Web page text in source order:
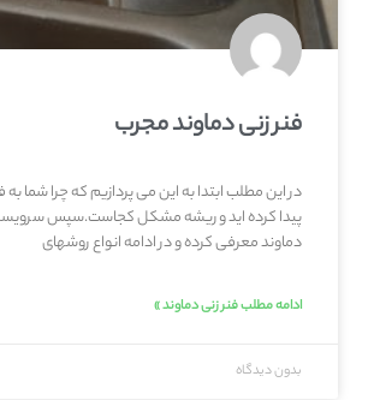
فنر زنی دماوند مجرب
در این مطلب ابتدا به این می پردازیم که چرا شما به
پیدا کرده اید و ریشه مشکل کجاست.سپس
دماوند معرفی کرده و در ادامه انواع روشهای
ادامه مطلب فنر زنی دماوند »
بدون دیدگاه